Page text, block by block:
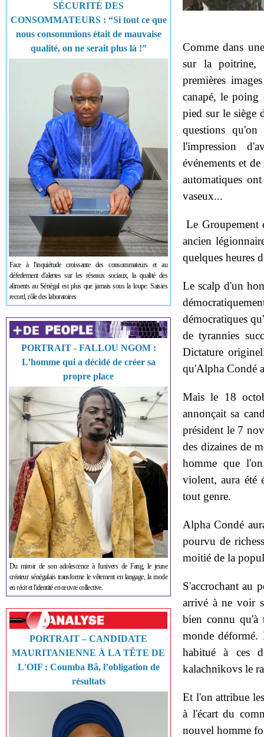
SÉCURITÉ DES
CONSOMMATEURS : “Si tout ce que
nous consommions était de mauvaise
qualité, on ne serait plus là !”
Face à l'inquiétude croissante des consommateurs et au
déferlement d'alertes sur les réseaux sociaux, la qualité des
aliments au Sénégal est plus que jamais sous la loupe. Saisies
record, rôle des laboratoires
PORTRAIT - FALLOU NGOM :
L’homme qui a décidé de créer sa
propre place
Du miroir de son adolescence à l'univers de Fang, le jeune
créateur sénégalais transforme le vêtement en langage, la mode
en récit et l'identité en œuvre collective.
PORTRAIT – CANDIDATE
MAURITANIENNE À LA TÊTE DE
L'OIF : Coumba Bâ, l’obligation de
résultats
Comme dans
sur la poitrine,
premières
canapé, le
pied sur le siège
questions
l'impression
événements et
automatiques
vaseux...
Le Groupement
ancien
quelques heures
Le scalp d'un
démocratiques
de tyrannies
Dictature
qu'Alpha Condé
Mais le 18
annonçait sa
président le 7
des dizaines de
homme que
violent, aura été
tout genre.
Alpha Condé
pourvu de
moitié de la
S'accrochant au
arrivé à ne voir
bien connu qu'à
monde déformé.
habitué à ces
kalachnikovs le
Et l'on attribue
à l'écart du
nouvel homme